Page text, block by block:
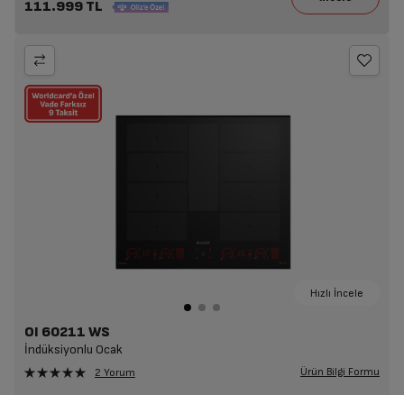
111.999 TL
Hızlı İncele
OI 60211 WS
İndüksiyonlu Ocak
2 Yorum Ürün Bilgi Formu